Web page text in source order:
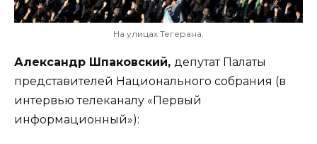
На улицах Тегерана.
Александр Шпаковский, депутат Палаты
представителей Национального собрания (в
интервью телеканалу «Первый
информационный»):